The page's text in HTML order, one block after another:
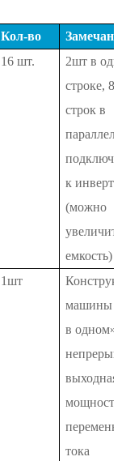
Кол-во
16шт.
2шт в
строке, 8
строк в
к
(можно
увеличить
емкость)
1шт
машины
в одном»,
выходная
мощность
тока